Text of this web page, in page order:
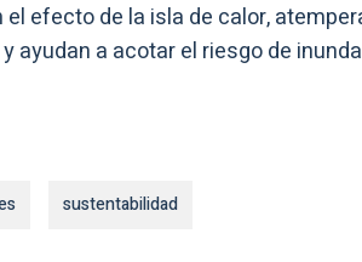
efecto de la isla de calor,
ayudan a acotar el riesgo de
sustentabilidad